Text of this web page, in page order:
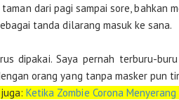
dari pagi sampai sore, bahkan
tanda dilarang masuk ke sana.
dipakai. Saya pernah terburu-
orang yang tanpa masker pun
juga:Ketika Zombie Corona Menyerang